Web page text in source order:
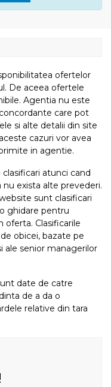
ofertelor
De aceea ofertele
Agentia nu este
care pot
si alte detalii din site
cazuri vor avea
in agentie.
atunci cand
exista alte prevederi.
sunt clasificari
ghidare pentru
oferta. Clasificarile
obicei, bazate pe
ale senior managerilor
date de catre
de a da o
relative din tara